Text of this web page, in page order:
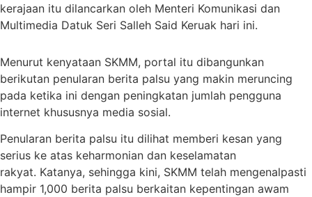
kerajaan itu dilancarkan oleh Menteri Komunikasi dan
Multimedia Datuk Seri Salleh Said Keruak hari ini.
Menurut kenyataan SKMM, portal itu dibangunkan
berikutan penularan berita palsu yang makin meruncing
pada ketika ini dengan peningkatan jumlah pengguna
internet khususnya media sosial.
Penularan berita palsu itu dilihat memberi kesan yang
serius ke atas keharmonian dan keselamatan
rakyat. Katanya, sehingga kini, SKMM telah mengenalpasti
hampir 1,000 berita palsu berkaitan kepentingan awam